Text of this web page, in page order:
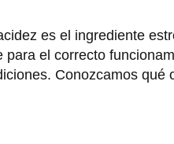
es el ingrediente
el correcto
Conozcamos qué